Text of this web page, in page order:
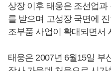
상장 이후 태웅은 조선업
를 받으며 고성장 국면에
조부품 사업이 확대되면서
태웅은 2007년 6월15일 부